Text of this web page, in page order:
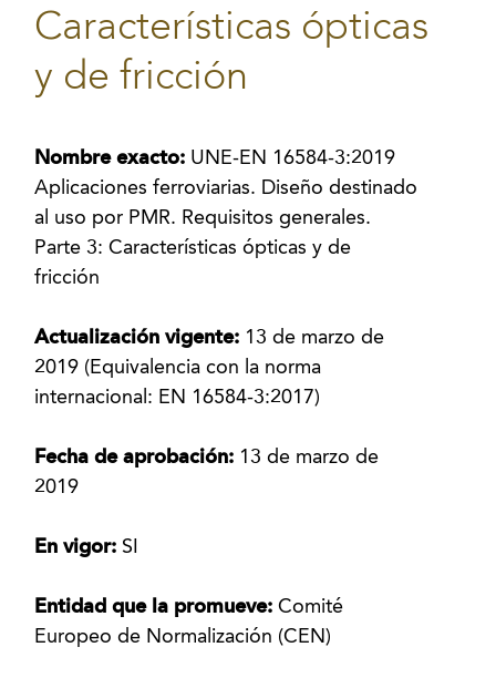
Características ópticas
y de fricción
Nombre exacto: UNE-EN 16584-3:2019
Aplicaciones ferroviarias. Diseño destinado
al uso por PMR. Requisitos generales.
Parte 3: Características ópticas y de
fricción
Actualización vigente: 13 de marzo de
2019 (Equivalencia con la norma
internacional: EN 16584-3:2017)
Fecha de aprobación: 13 de marzo de
2019
En vigor: SI
Entidad que la promueve:Comité
Europeo de Normalización (CEN)